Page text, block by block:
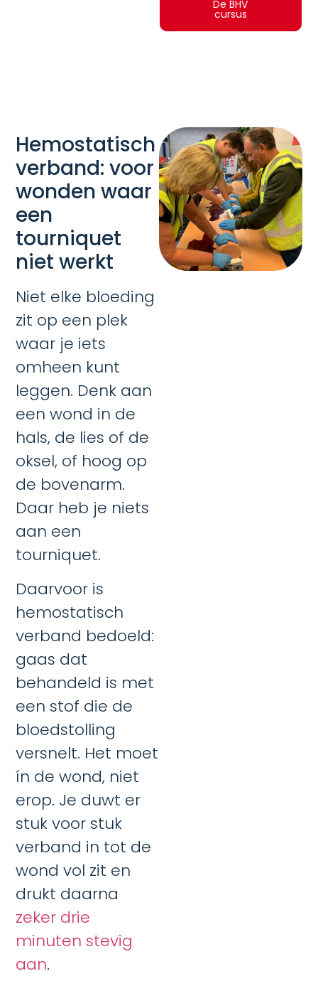
De BHV
cursus
Hemostatisch
verband: voor
wonden waar
een
tourniquet
niet werkt
Niet elke bloeding
zit op een plek
waar je iets
omheen kunt
leggen. Denk aan
een wond in de
hals, de lies of de
oksel, of hoog op
de bovenarm.
Daar heb je niets
aan een
tourniquet.
Daarvoor is
hemostatisch
verband bedoeld:
gaas dat
behandeld is met
een stof die de
bloedstolling
versnelt. Het moet
ín de wond, niet
erop. Je duwt er
stuk voor stuk
verband in tot de
wond vol zit en
drukt daarna
zeker drie
minuten stevig
aan.